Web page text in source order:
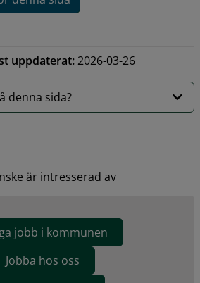
uppdaterat:2026-03-26
denna sida?
är intresserad av
jobb i kommunen
Jobba hos oss